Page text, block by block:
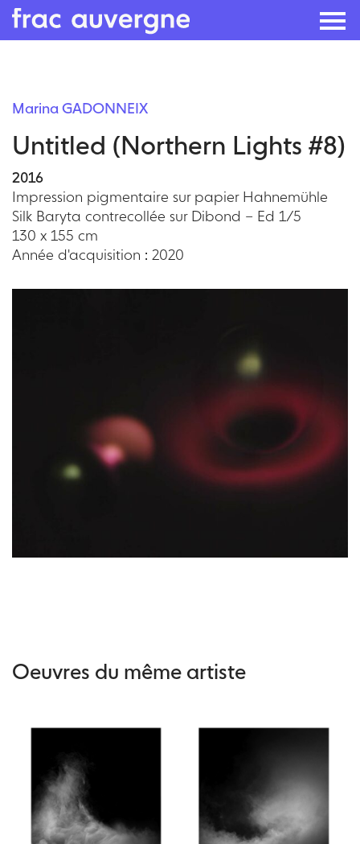
content
Marina GADONNEIX
Untitled (Northern Lights #8)
2016
Impression pigmentaire sur papier Hahnemühle
Silk Baryta contrecollée sur Dibond – Ed 1/5
130 x 155 cm
Année d'acquisition : 2020
Oeuvres du même artiste